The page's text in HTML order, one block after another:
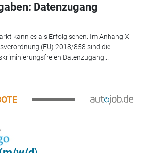
Datenzugang
kann es als Erfolg sehen: Im Anhang X
(EU) 2018/858 sind die
Datenzugang...